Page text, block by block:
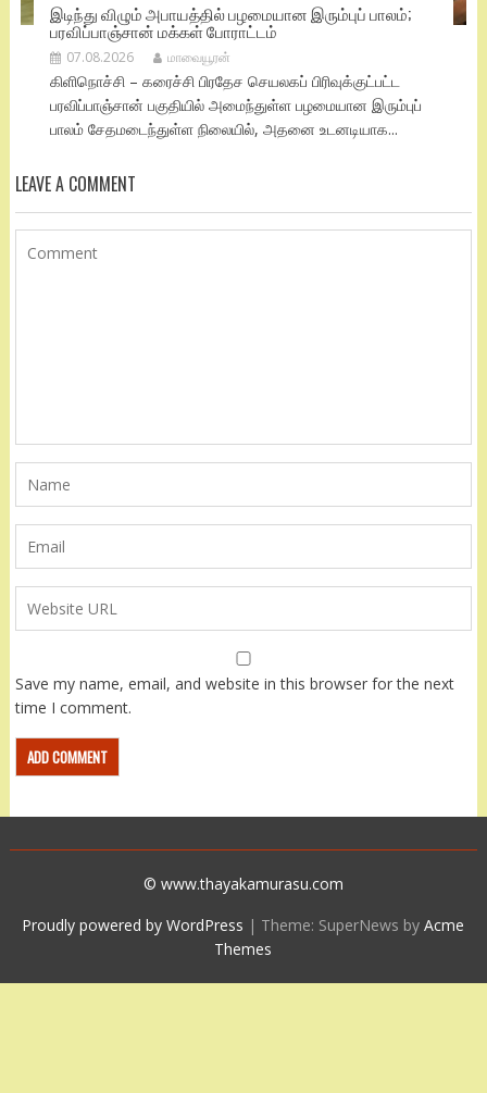
இடிந்து விழும் அபாயத்தில் பழமையான இரும்புப் பாலம்;
பரவிப்பாஞ்சான் மக்கள் போராட்டம்
07.08.2026 மாவையூரன்
கிளிநொச்சி – கரைச்சி பிரதேச செயலகப் பிரிவுக்குட்பட்ட
பரவிப்பாஞ்சான் பகுதியில் அமைந்துள்ள பழமையான இரும்புப்
பாலம் சேதமடைந்துள்ள நிலையில், அதனை உடனடியாக...
LEAVE A COMMENT
Save my name, email, and website in this browser for the next
time I comment.
© www.thayakamurasu.com
Proudly powered by WordPress | Theme: SuperNews byAcme
Themes